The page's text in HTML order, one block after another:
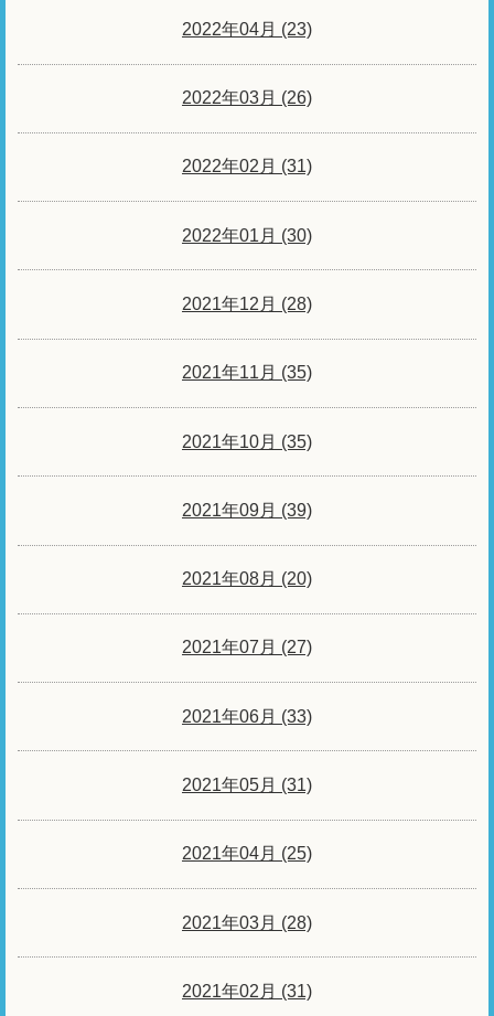
2022年04月 (23)
2022年03月 (26)
2022年02月 (31)
2022年01月 (30)
2021年12月 (28)
2021年11月 (35)
2021年10月 (35)
2021年09月 (39)
2021年08月 (20)
2021年07月 (27)
2021年06月 (33)
2021年05月 (31)
2021年04月 (25)
2021年03月 (28)
2021年02月 (31)